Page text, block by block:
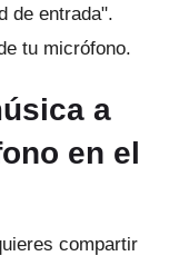
de entrada".
tu micrófono.
a
en el
compartir